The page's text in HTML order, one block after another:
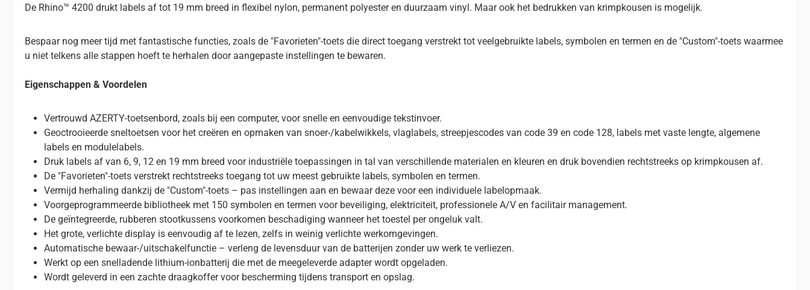
De Rhino™ 4200 drukt labels af tot 19 mm breed in flexibel nylon, permanent polyester en duurzaam vinyl. Maar ook het bedrukken van krimpkousen is mogelijk.
Bespaar nog meer tijd met fantastische functies, zoals de "Favorieten"-toets die direct toegang verstrekt tot veelgebruikte labels, symbolen en termen en de "Custom"-toets waarmee
u niet telkens alle stappen hoeft te herhalen door aangepaste instellingen te bewaren.
Eigenschappen & Voordelen
Vertrouwd AZERTY-toetsenbord, zoals bij een computer, voor snelle en eenvoudige tekstinvoer.
Geoctrooieerde sneltoetsen voor het creëren en opmaken van snoer-/kabelwikkels, vlaglabels, streepjescodes van code 39 en code 128, labels met vaste lengte, algemene
labels en modulelabels.
Druk labels af van 6, 9, 12 en 19 mm breed voor industriële toepassingen in tal van verschillende materialen en kleuren en druk bovendien rechtstreeks op krimpkousen af.
De "Favorieten"-toets verstrekt rechtstreeks toegang tot uw meest gebruikte labels, symbolen en termen.
Vermijd herhaling dankzij de "Custom"-toets – pas instellingen aan en bewaar deze voor een individuele labelopmaak.
Voorgeprogrammeerde bibliotheek met 150 symbolen en termen voor beveiliging, elektriciteit, professionele A/V en facilitair management.
De geïntegreerde, rubberen stootkussens voorkomen beschadiging wanneer het toestel per ongeluk valt.
Het grote, verlichte display is eenvoudig af te lezen, zelfs in weinig verlichte werkomgevingen.
Automatische bewaar-/uitschakelfunctie – verleng de levensduur van de batterijen zonder uw werk te verliezen.
Werkt op een snelladende lithium-ionbatterij die met de meegeleverde adapter wordt opgeladen.
Wordt geleverd in een zachte draagkoffer voor bescherming tijdens transport en opslag.